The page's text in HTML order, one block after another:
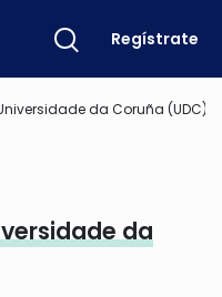
Regístrate
da Coruña (UDC)
da